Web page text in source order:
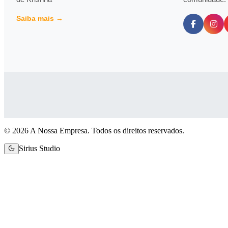
Saiba mais →
© 2026 A Nossa Empresa. Todos os direitos reservados.
Sirius Studio